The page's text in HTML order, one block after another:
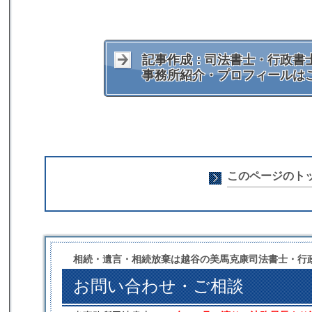
記事作成：司法書士・行政書
事務所紹介・プロフィールは
このページのト
相続・遺言・相続放棄は越谷の美馬克康司法書士・行
お問い合わせ・ご相談